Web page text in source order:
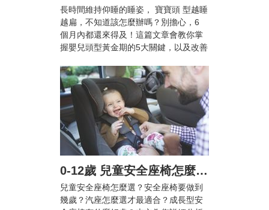
長時間維持仰睡的睡姿， 寶寶頭 型越睡
越扁，不知道該怎麼辦嗎？別擔心，6
個月內都還來得及！這篇文章會教你掌
握嬰兒頭型黃金期的5大關鍵，以及改善
圓的漂亮頭型。
0-12歲 兒童安全座椅怎麼選? 汽車安全座椅法規懶人包，附Joie汽座挑選攻略
兒童安全座椅怎麼選？安全座椅要做到
幾歲？汽座怎麼選才最適合？成長型安